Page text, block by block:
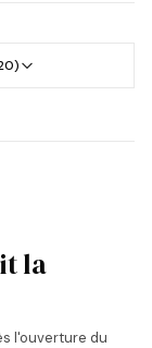
la
l'ouverture du